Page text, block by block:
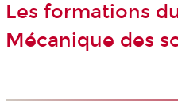
Les formations
Mécanique des